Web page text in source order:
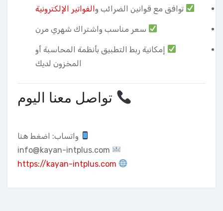
توافق مع قوانين الضرائب والفواتير الإلكترونية
سعر مناسب واشتراك شهري مرن
إمكانية ربط التطبيق بأنظمة المحاسبة أو
المخزون لديك
تواصل معنا اليوم
واتساب: اضغط هنا
info@kayan-intplus.com
https://kayan-intplus.com